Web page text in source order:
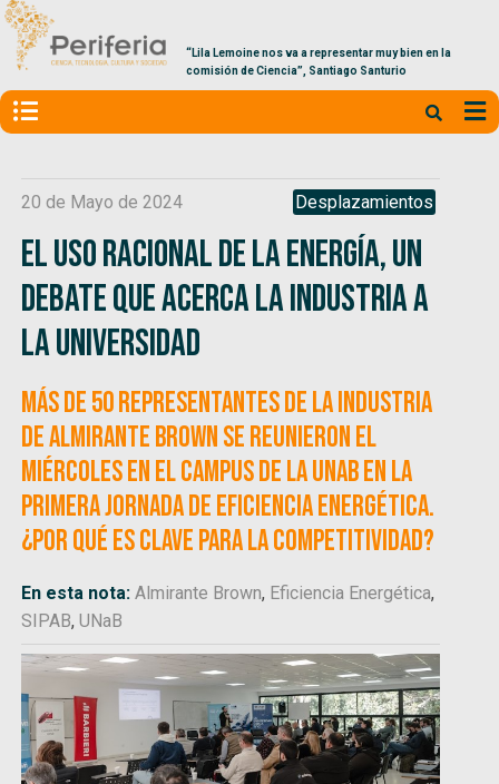
“Lila Lemoine nos va a representar muy bien en la
comisión de Ciencia”, Santiago Santurio
20 de Mayo de 2024 Desplazamientos
El uso racional de la energía, un
debate que acerca la industria a
la universidad
Más de 50 representantes de la industria
de Almirante Brown se reunieron el
miércoles en el Campus de la UNaB en la
primera Jornada de Eficiencia Energética.
¿Por qué es clave para la competitividad?
En esta nota:Almirante Brown, Eficiencia Energética,
SIPAB,UNaB